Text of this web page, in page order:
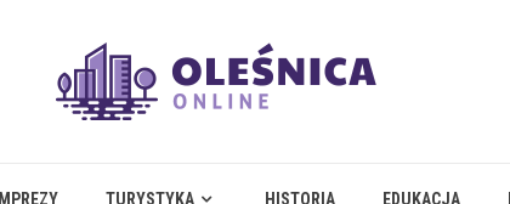
IMPREZY TURYSTYKA HISTORIA EDUKACJA